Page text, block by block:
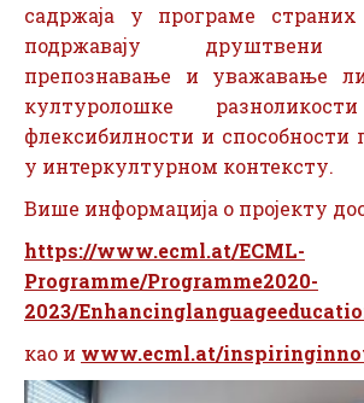
садржаја у програме страних
подржавају друштвени
препознавање и уважавање
културолошке
флексибилности и способности
у интеркултурном контексту.
Више информација о пројекту
https://www.ecml.at/ECML-
Programme/Programme2020-
2023/
као и www.ecml.at/